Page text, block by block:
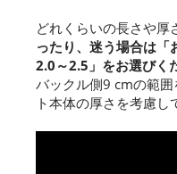
どれくらいの長さや厚
ったり、迷う場合は「
2.0～2.5」をお選びく
バックル側9 cmの範
ト本体の厚さを考慮し